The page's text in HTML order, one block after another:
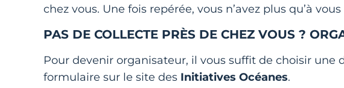
chez vous. Une fois repérée, vous n’avez plus qu’à
PAS DE COLLECTE PRÈS DE CHEZ VOUS ?
Pour devenir organisateur, il vous suffit de choisir
formulaire sur le site des Initiatives Océanes.